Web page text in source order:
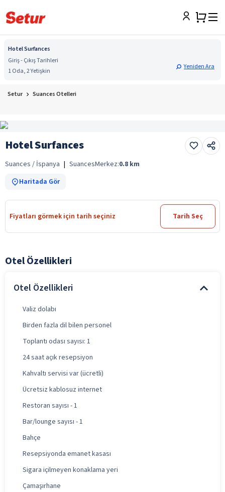
Hotel Surfances
Giriş - Çıkış Tarihleri
1 Oda, 2 Yetişkin
Yeniden Ara
Setur Suances Otelleri
Hotel Surfances
Suances / İspanya | SuancesMerkez:0.8 km
Haritada Gör
Fiyatları görmek için tarih seçiniz Tarih Seç
Otel Özellikleri
Otel Özellikleri
Valiz dolabı
Birden fazla dil bilen personel
Toplantı odası sayısı: 1
24 saat açık resepsiyon
Kahvaltı servisi var (ücretli)
Ücretsiz kablosuz internet
Restoran sayısı - 1
Bar/lounge sayısı - 1
Bahçe
Resepsiyonda emanet kasası
Sigara içilmeyen konaklama yeri
Çamaşırhane